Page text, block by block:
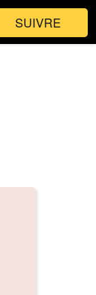
SUIVRE